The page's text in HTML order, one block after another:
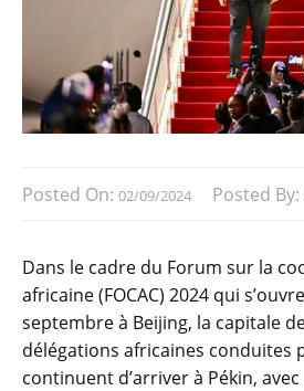
Posted On: 02/09/2024 Posted By:
Dans le cadre du Forum sur la
africaine (FOCAC) 2024 qui
septembre à Beijing, la capitale
délégations africaines conduites
continuent d’arriver à Pékin,